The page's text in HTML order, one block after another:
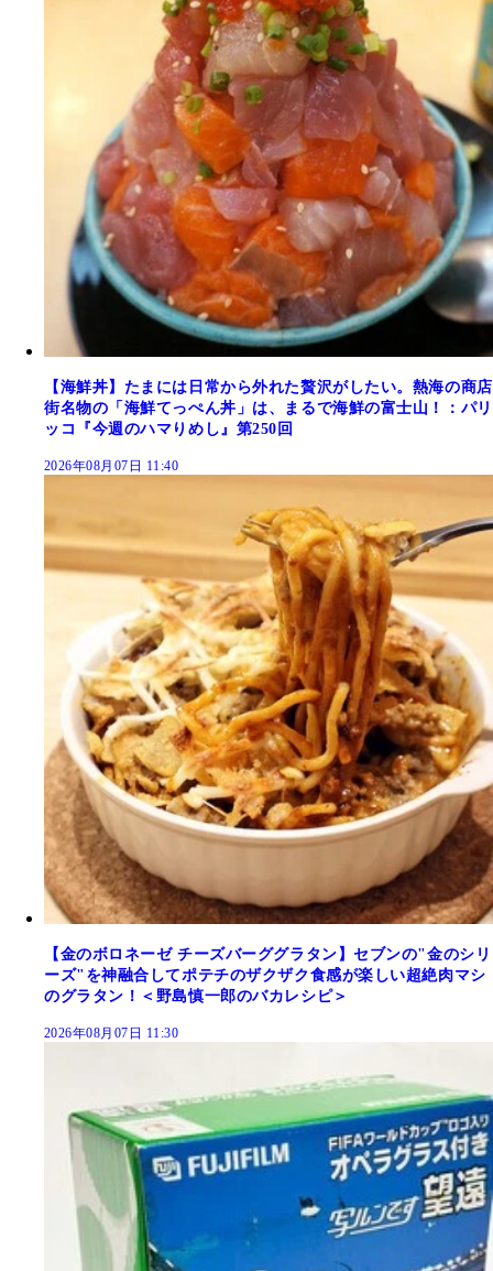
【海鮮丼】たまには日常から外れた贅沢がしたい。熱海の商店
街名物の「海鮮てっぺん丼」は、まるで海鮮の富士山！：パリ
ッコ『今週のハマりめし』第250回
2026年08月07日 11:40
【金のボロネーゼ チーズバーググラタン】セブンの"金のシリ
ーズ"を神融合してポテチのザクザク食感が楽しい超絶肉マシ
のグラタン！＜野島慎一郎のバカレシピ＞
2026年08月07日 11:30